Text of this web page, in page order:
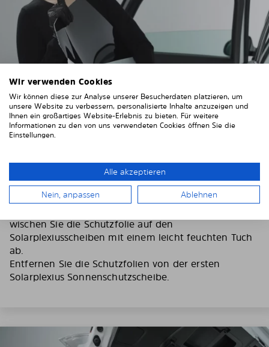
Ziehen Sie sich die mitgelieferten Handschuhe an,
um Fingerabdrücke auf den Solarplexiusscheiben zu
vermeiden.
wischen Sie die Schutzfolie auf den
Solarplexiusscheiben mit einem leicht feuchten Tuch
ab.
Entfernen Sie die Schutzfolien von der ersten
Solarplexius Sonnenschutzscheibe.
Wir verwenden Cookies
Wir können diese zur Analyse unserer Besucherdaten platzieren, um
unsere Website zu verbessern, personalisierte Inhalte anzuzeigen und
Ihnen ein großartiges Website-Erlebnis zu bieten. Für weitere
Informationen zu den von uns verwendeten Cookies öffnen Sie die
Einstellungen.
Alle akzeptieren
Nein, anpassen Ablehnen